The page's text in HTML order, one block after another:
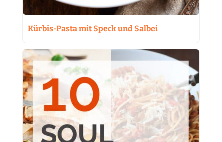
Kürbis-Pasta mit Speck und Salbei